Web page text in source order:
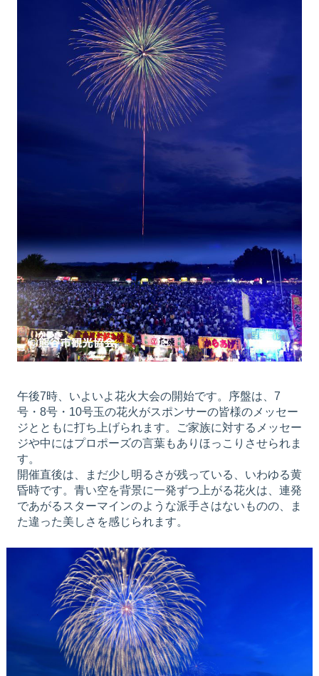
午後7時、いよいよ花火大会の開始です。序盤は、7
号・8号・10号玉の花火がスポンサーの皆様のメッセー
ジとともに打ち上げられます。ご家族に対するメッセー
ジや中にはプロポーズの言葉もありほっこりさせられま
す。
開催直後は、まだ少し明るさが残っている、いわゆる黄
昏時です。青い空を背景に一発ずつ上がる花火は、連発
であがるスターマインのような派手さはないものの、ま
た違った美しさを感じられます。